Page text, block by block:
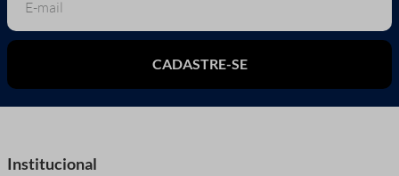
CADASTRE-SE
Institucional